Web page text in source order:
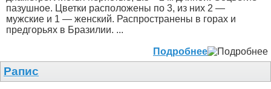
пазушное. Цветки расположены по 3, из них 2 —
мужские и 1 — женский. Распространены в горах и
предгорьях в Бразилии. ...
Подробнее
Рапис